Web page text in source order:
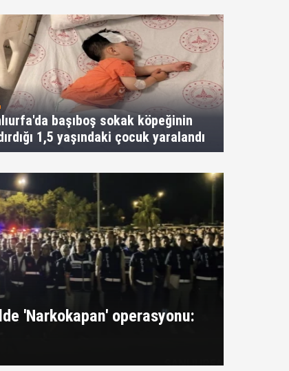
başıboş sokak köpeğinin
1,5 yaşındaki çocuk yaralandı
'Narkokapan' operasyonu: